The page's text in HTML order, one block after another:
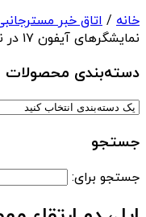
خانه / اتاق خبر
نمایشگرهای آیفون ۱۷ در نظر گرفته است
دسته‌بندی‌ محصولات
جستجو
جستجو برای: